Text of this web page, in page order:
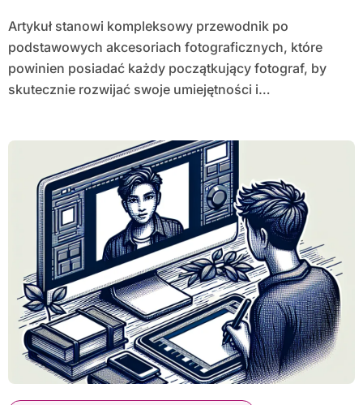
Artykuł stanowi kompleksowy przewodnik po
podstawowych akcesoriach fotograficznych, które
powinien posiadać każdy początkujący fotograf, by
skutecznie rozwijać swoje umiejętności i…